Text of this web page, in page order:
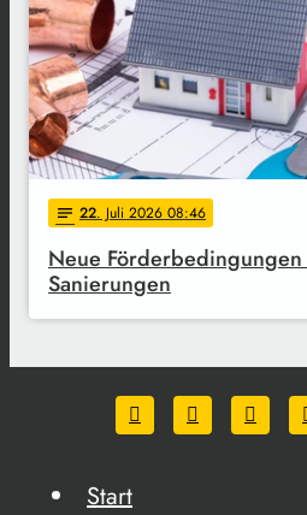
notes 22. Juli 2026 08:46
Neue
Sanierungen
Start